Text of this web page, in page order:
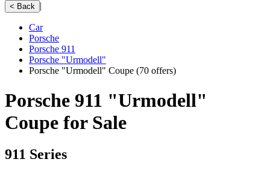
< Back |
Car
Porsche
Porsche 911
Porsche "Urmodell"
Porsche "Urmodell" Coupe (70 offers)
Porsche 911 "Urmodell"
Coupe for Sale
911 Series